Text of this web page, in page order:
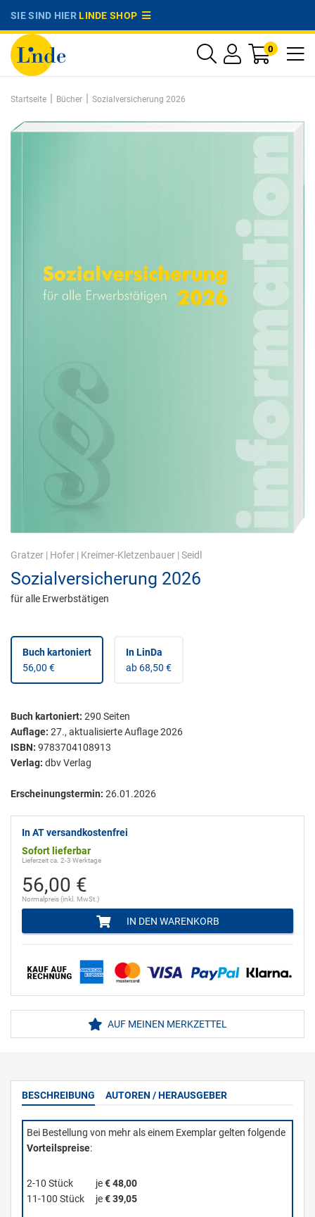
SIE SIND HIERLINDE SHOP
0
Startseite | Bücher | Sozialversicherung 2026
Gratzer | Hofer | Kreimer-Kletzenbauer | Seidl
Sozialversicherung 2026
für alle Erwerbstätigen
Buch kartoniert
56,00 €
In LinDa
ab 68,50 €
Buch kartoniert: 290 Seiten
Auflage: 27., aktualisierte Auflage 2026
ISBN: 9783704108913
Verlag: dbv Verlag
Erscheinungstermin: 26.01.2026
In AT versandkostenfrei
Sofort lieferbar
Lieferzeit ca. 2-3 Werktage
56,00 €
Normalpreis (inkl. MwSt.)
IN DEN WARENKORB
AUF MEINEN MERKZETTEL
BESCHREIBUNG AUTOREN / HERAUSGEBER
Bei Bestellung von mehr als einem Exemplar gelten folgende
Vorteilspreise:
2-10 Stück je€ 48,00
11-100 Stück
je€ 39,05